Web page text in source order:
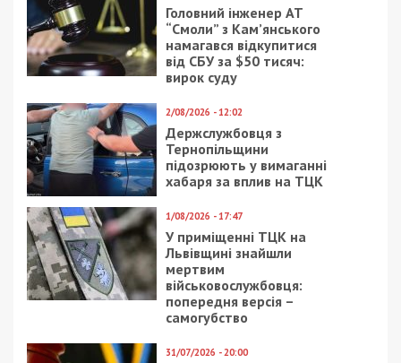
Головний інженер АТ
“Смоли” з Кам’янського
намагався відкупитися
від СБУ за $50 тисяч:
вирок суду
2/08/2026 - 12:02
Держслужбовця з
Тернопільщини
підозрюють у вимаганні
хабаря за вплив на ТЦК
1/08/2026 - 17:47
У приміщенні ТЦК на
Львівщині знайшли
мертвим
військовослужбовця:
попередня версія –
самогубство
31/07/2026 - 20:00